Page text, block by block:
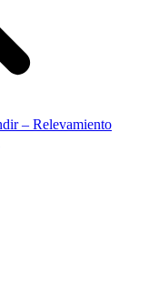
– Relevamiento